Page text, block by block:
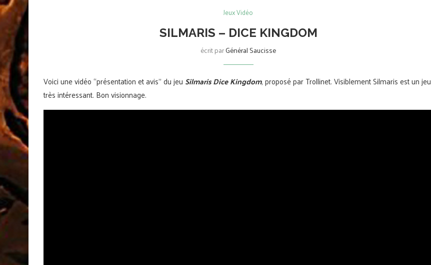
Jeux Vidéo
SILMARIS – DICE KINGDOM
écrit parGénéral Saucisse
Voici une vidéo “présentation et avis” du jeu Silmaris Dice Kingdom, proposé par Trollinet. Visiblement Silmaris est un jeu
très intéressant. Bon visionnage.